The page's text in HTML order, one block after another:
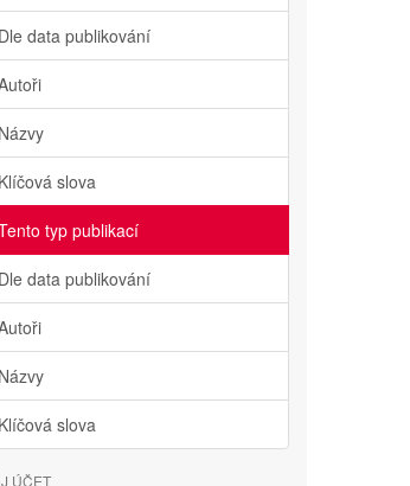
Dle data publikování
Názvy
Klíčová slova
typ publikací
Dle data publikování
Názvy
Klíčová slova
ÚČET